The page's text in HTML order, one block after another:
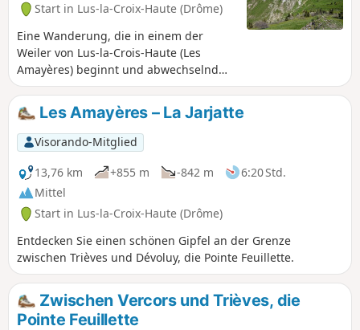
Start in Lus-la-Croix-Haute (Drôme)
Eine Wanderung, die in einem der
Weiler von Lus-la-Crois-Haute (Les
Amayères) beginnt und abwechselnd
über Wiesen, durch Wälder, über Hänge
und Almen führt. Eine relativ kurze
Route mit einem Höhenunterschied von
nur 480 m, die jedoch herrliche
Ausblicke auf die umliegenden Berge
(Jocou, Rognon, Jagène, Pointe
Feuillette...) bietet.
Les Amayères – La Jarjatte
Visorando-Mitglied
13,76 km
+855 m -842 m
6:20 Std.
Mittel
Start in Lus-la-Croix-Haute (Drôme)
Entdecken Sie einen schönen Gipfel an der Grenze
zwischen Trièves und Dévoluy, die Pointe Feuillette.
Zwischen Vercors und Trièves, die
Pointe Feuillette